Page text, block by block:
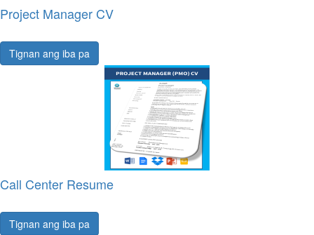
Project Manager CV
Tignan ang iba pa
Call Center Resume
Tignan ang iba pa